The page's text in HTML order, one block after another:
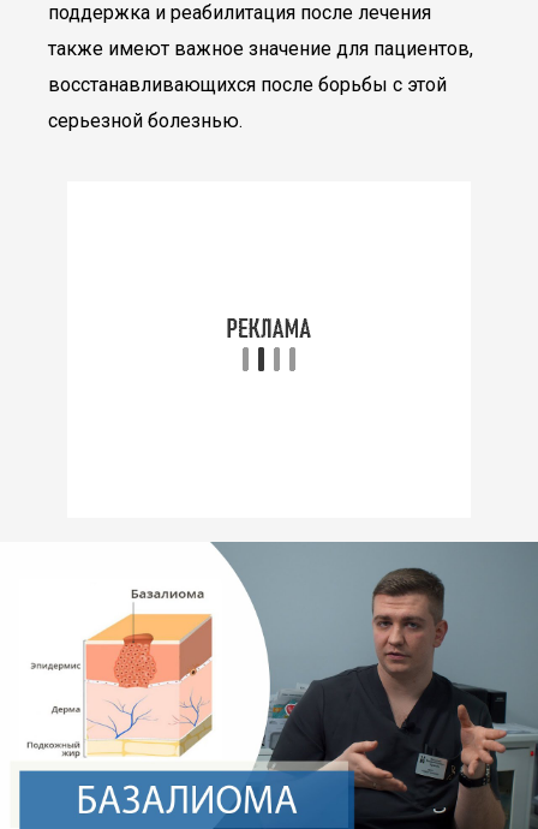
поддержка и реабилитация после лечения
также имеют важное значение для пациентов,
восстанавливающихся после борьбы с этой
серьезной болезнью.